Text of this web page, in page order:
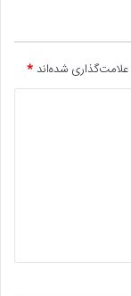
شده‌اند*